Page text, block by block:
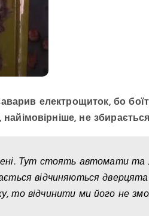
електрощиток, бо
найімовірніше, не
Тут стоять автомати та
відчиняються
відчинити ми його не